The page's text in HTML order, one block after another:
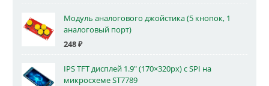
Модуль аналогового джойстика (5 кнопок, 1
аналоговый порт)
248₽
IPS TFT дисплей 1.9" (170×320px) с SPI на
микросхеме ST7789